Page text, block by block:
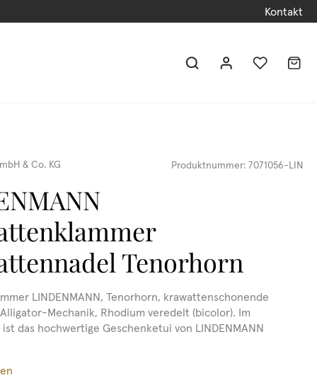
Kontakt
& Co. KG Produktnummer: 7071056-LIN
Tenorhorn
LINDENMANN, Tenorhorn, krawattenschonende
Mechanik, Rhodium veredelt (bicolor). Im
das hochwertige Geschenketui von LINDENMANN